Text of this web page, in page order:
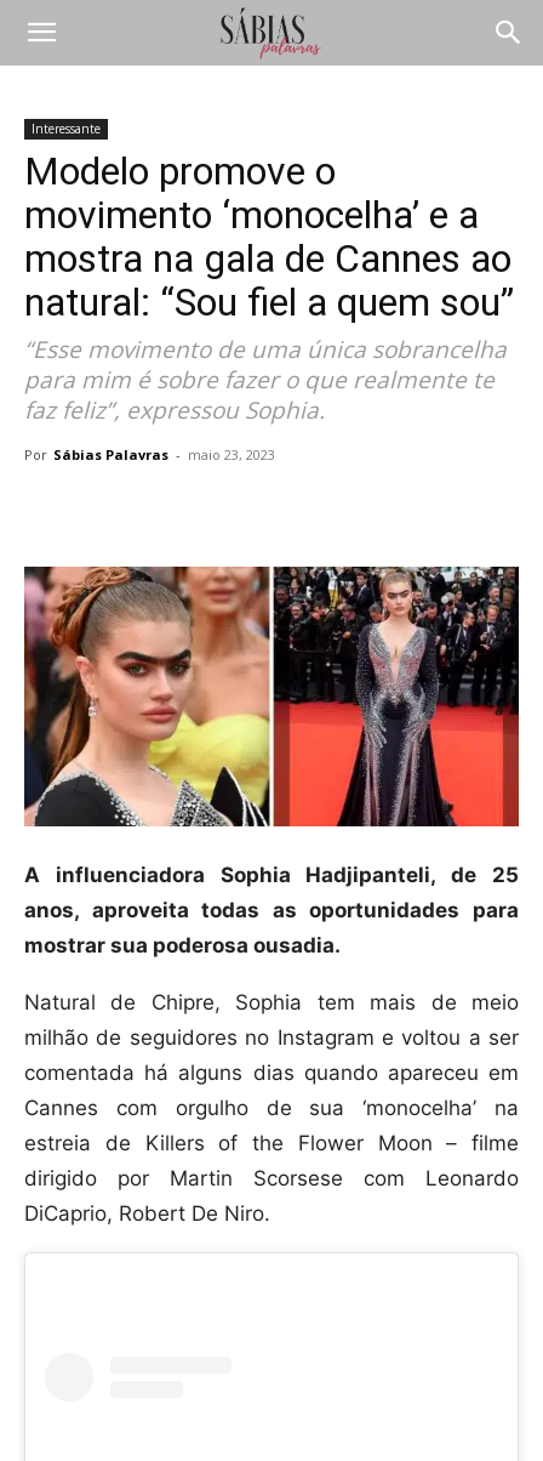
Interessante
Modelo promove o
movimento ‘monocelha’ e a
mostra na gala de Cannes ao
natural: “Sou fiel a quem sou”
“Esse movimento de uma única sobrancelha
para mim é sobre fazer o que realmente te
faz feliz”, expressou Sophia.
Por Sábias Palavras - maio 23, 2023
A influenciadora Sophia Hadjipanteli, de 25
anos, aproveita todas as oportunidades para
mostrar sua poderosa ousadia.
Natural de Chipre, Sophia tem mais de meio
milhão de seguidores no Instagram e voltou a ser
comentada há alguns dias quando apareceu em
Cannes com orgulho de sua ‘monocelha’ na
estreia de Killers of the Flower Moon – filme
dirigido por Martin Scorsese com Leonardo
DiCaprio, Robert De Niro.